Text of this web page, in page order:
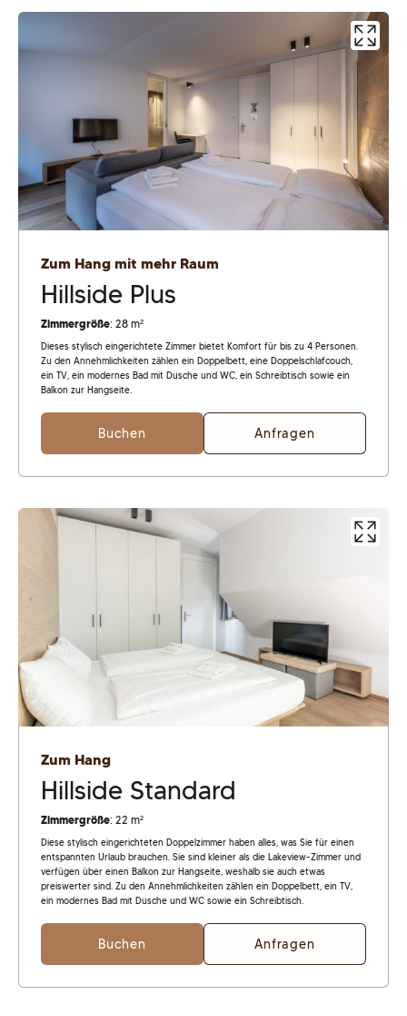
Zum Hang mit mehr Raum
Hillside Plus
Zimmergröße: 28 m²
Dieses stylisch eingerichtete Zimmer bietet Komfort für bis zu 4 Personen.
Zu den Annehmlichkeiten zählen ein Doppelbett, eine Doppelschlafcouch,
ein TV, ein modernes Bad mit Dusche und WC, ein Schreibtisch sowie ein
Balkon zur Hangseite.
Buchen Anfragen
Zum Hang
Hillside Standard
Zimmergröße: 22 m²
Diese stylisch eingerichteten Doppelzimmer haben alles, was Sie für einen
entspannten Urlaub brauchen. Sie sind kleiner als die Lakeview-Zimmer und
verfügen über einen Balkon zur Hangseite, weshalb sie auch etwas
preiswerter sind. Zu den Annehmlichkeiten zählen ein Doppelbett, ein TV,
ein modernes Bad mit Dusche und WC sowie ein Schreibtisch.
Buchen Anfragen